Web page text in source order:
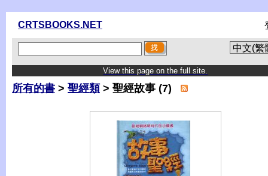
CRTSBOOKS.NET
View this page on the full site.
所有的書 > 聖經類 > 聖經故事 (7)